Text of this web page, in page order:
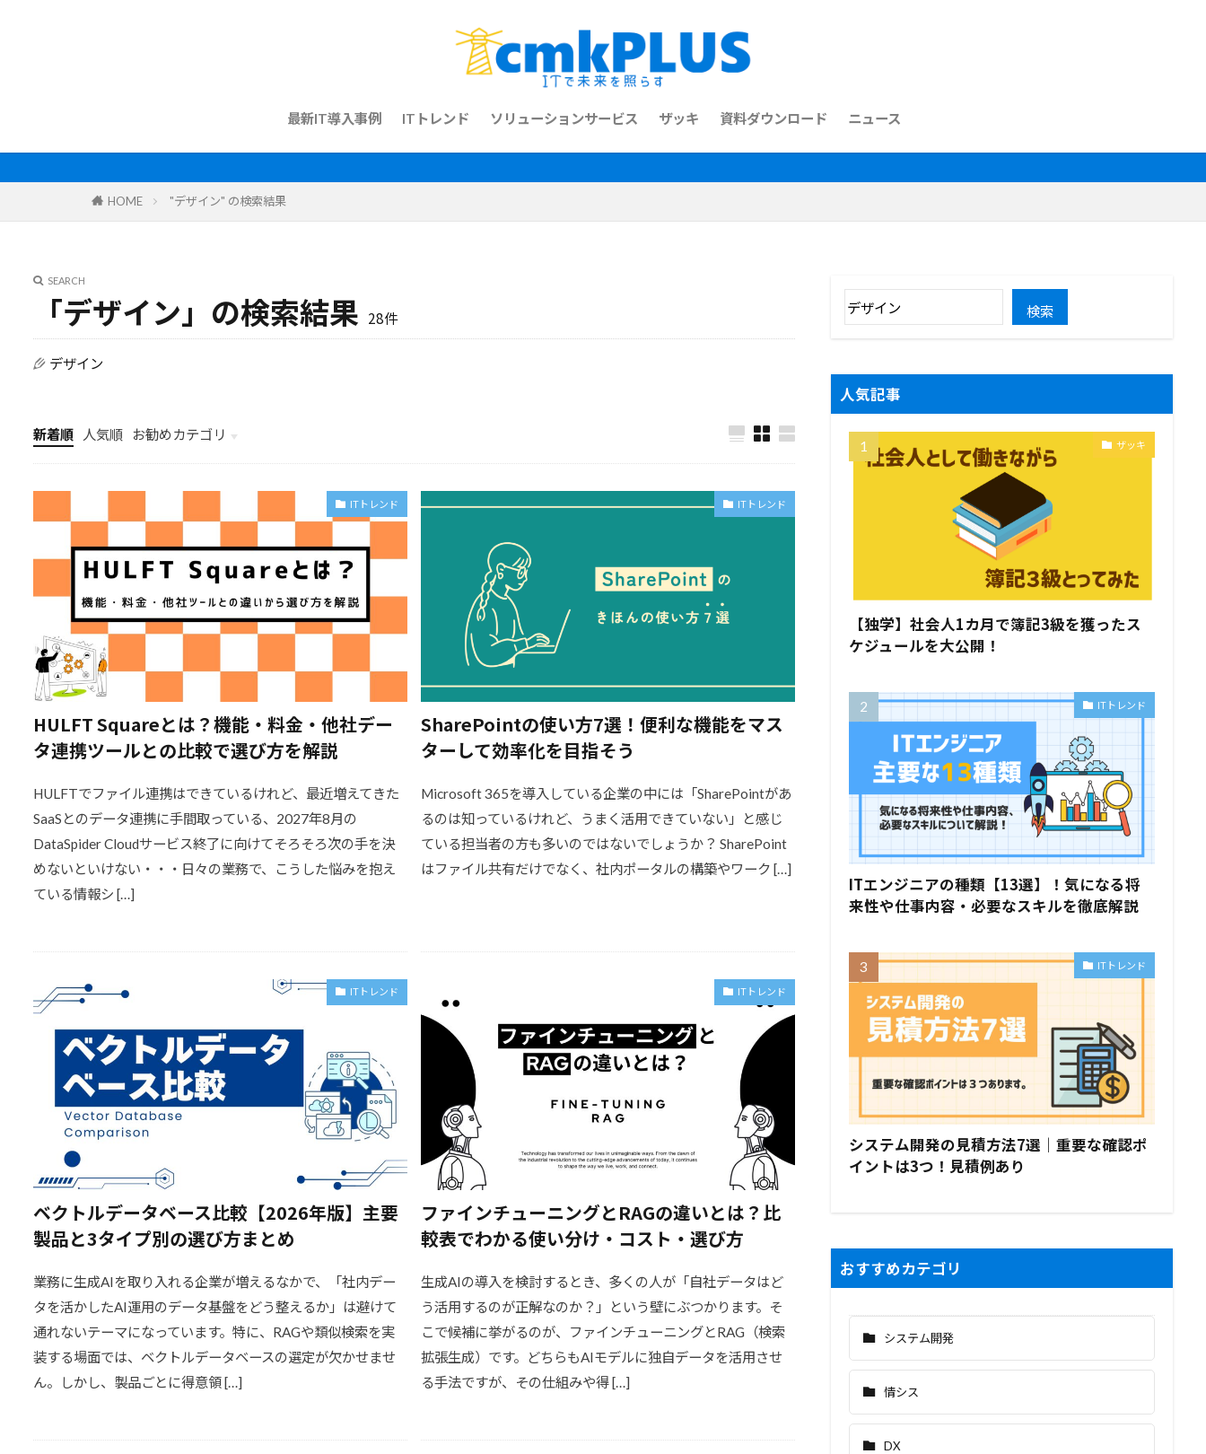
最新IT導入事例 ITトレンド ソリューションサービス ザッキ 資料ダウンロード ニュース
HOME "デザイン" の検索結果
SEARCH
「デザイン」の検索結果 28件
デザイン
新着順 人気順
お勧めカテゴリ
最新IT導入事例
ITトレンド
HULFT Squareとは？機能・料金・他社デー
タ連携ツールとの比較で選び方を解説
HULFTでファイル連携はできているけれど、最近増えてきた
SaaSとのデータ連携に手間取っている、2027年8月の
DataSpider Cloudサービス終了に向けてそろそろ次の手を決
めないといけない・・・日々の業務で、こうした悩みを抱え
ている情報シ […]
ITトレンド
SharePointの使い方7選！便利な機能をマス
ターして効率化を目指そう
Microsoft 365を導入している企業の中には「SharePointがあ
るのは知っているけれど、うまく活用できていない」と感じ
ている担当者の方も多いのではないでしょうか？ SharePoint
はファイル共有だけでなく、社内ポータルの構築やワーク […]
ITトレンド
ベクトルデータベース比較【2026年版】主要
製品と3タイプ別の選び方まとめ
業務に生成AIを取り入れる企業が増えるなかで、「社内デー
タを活かしたAI運用のデータ基盤をどう整えるか」は避けて
通れないテーマになっています。特に、RAGや類似検索を実
装する場面では、ベクトルデータベースの選定が欠かせませ
ん。しかし、製品ごとに得意領 […]
ITトレンド
ファインチューニングとRAGの違いとは？比
較表でわかる使い分け・コスト・選び方
生成AIの導入を検討するとき、多くの人が「自社データはど
う活用するのが正解なのか？」という壁にぶつかります。そ
こで候補に挙がるのが、ファインチューニングとRAG（検索
拡張生成）です。どちらもAIモデルに独自データを活用させ
る手法ですが、その仕組みや得 […]
検索
人気記事
ザッキ
【独学】社会人1カ月で簿記3級を獲ったス
ケジュールを大公開！
ITトレンド
ITエンジニアの種類【13選】！気になる将
来性や仕事内容・必要なスキルを徹底解説
ITトレンド
システム開発の見積方法7選｜重要な確認ポ
イントは3つ！見積例あり
おすすめカテゴリ
システム開発
情シス
DX